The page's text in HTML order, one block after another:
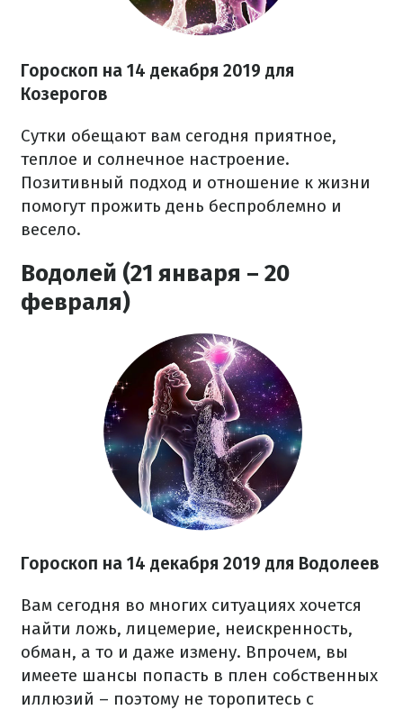
Гороскоп на 14 декабря 2019 для
Козерогов
Сутки обещают вам сегодня приятное,
теплое и солнечное настроение.
Позитивный подход и отношение к жизни
помогут прожить день беспроблемно и
весело.
Водолей (21 января – 20
февраля)
Гороскоп на 14 декабря 2019 для Водолеев
Вам сегодня во многих ситуациях хочется
найти ложь, лицемерие, неискренность,
обман, а то и даже измену. Впрочем, вы
имеете шансы попасть в плен собственных
иллюзий – поэтому не торопитесь с